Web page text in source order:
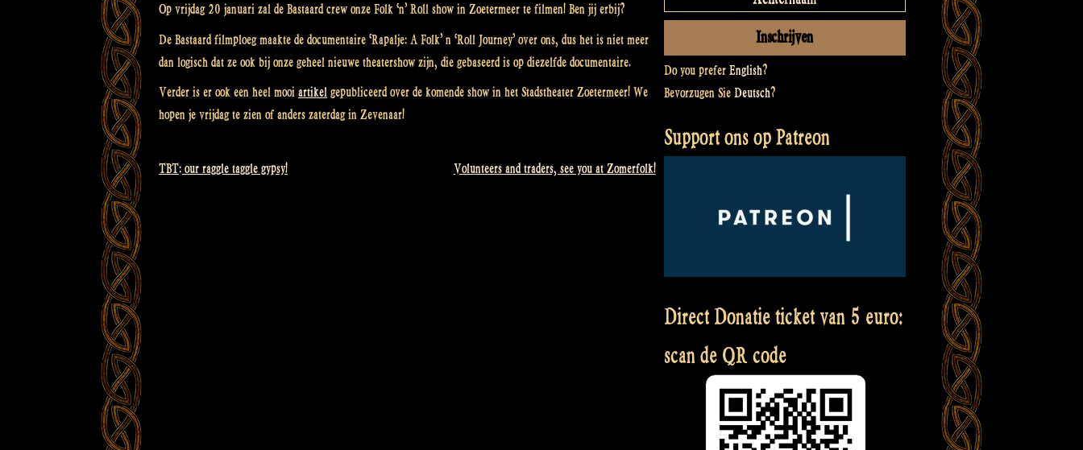
Op vrijdag 20 januari zal de Bastaard crew onze Folk ‘n’ Roll show in Zoetermeer te filmen! Ben jij erbij?
De Bastaard filmploeg maakte de documentaire ‘Rapalje: A Folk’ n ‘Roll Journey’ over ons, dus het is niet meer
dan logisch dat ze ook bij onze geheel nieuwe theatershow zijn, die gebaseerd is op diezelfde documentaire.
Verder is er ook een heel mooi artikel gepubliceerd over de komende show in het Stadstheater Zoetermeer! We
hopen je vrijdag te zien of anders zaterdag in Zevenaar!
Bericht
TBT: our raggle taggle gypsy! Volunteers and traders, see you at Zomerfolk!
Do you prefer English?
Bevorzugen Sie Deutsch?
Support ons op Patreon
Direct Donatie ticket van 5 euro:
scan de QR code